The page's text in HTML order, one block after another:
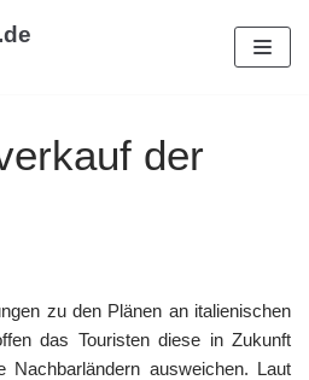
der
zu den Plänen an italienischen
das Touristen diese in Zukunft
Nachbarländern ausweichen. Laut